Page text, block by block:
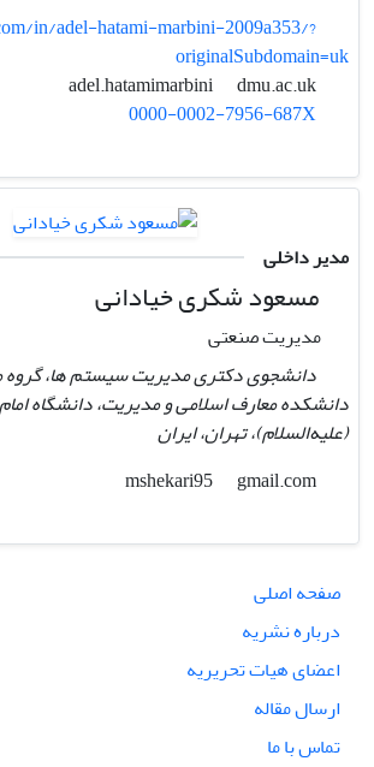
in/adel-hatami-marbini-2009a353/?
originalSubdomain=uk
dmu.ac.uk
0000-0002-7956-687X
مدیر داخلی
مسعود شکری خیادانی
مدیریت صنعتی
دانشجوی دکتری مدیریت سیستم ها،
دانشکده معارف اسلامی و مدیریت، دانشگاه
(علیه‌السلام)، تهران،‌ ایران
gmail.com
صفحه اصلی
درباره نشریه
اعضای هیات تحریریه
ارسال مقاله
تماس با ما